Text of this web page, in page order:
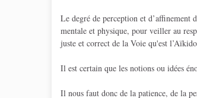
Le degré de perception et d’affinement
mentale et physique, pour veiller au
juste et correct de la Voie qu'est
Il est certain que les notions ou idées
Il nous faut donc de la patience, de la